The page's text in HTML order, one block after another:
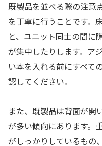
既製品を並べる際の注意
を丁寧に行うことです。
と、ユニット同士の間に
が集中したりします。ア
い本を入れる前にすべて
認してください。
また、既製品は背面が開
が多い傾向にあります。
がしっかりしているもの